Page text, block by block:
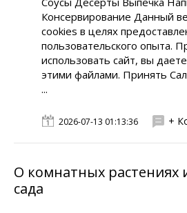
Консервирование Данный
cookies в целях
пользовательского опыта.
использовать сайт, вы
этими файлами. Принять
...
2026-07-13 01:13:36 +
О комнатных растениях
сада